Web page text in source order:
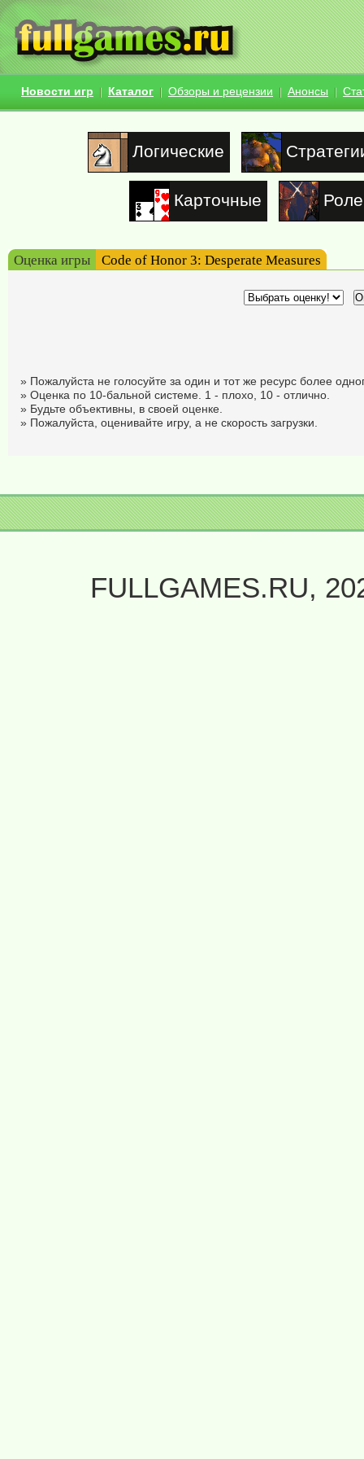
Новости игр Каталог Обзоры и рецензии Анонсы
Логические
Карточные
Оценка игры Code of Honor 3: Desperate Measures
» Пожалуйста не голосуйте за один и тот же ресурс более
» Оценка по 10-бальной системе. 1 - плохо, 10 - отлично.
» Будьте объективны, в своей оценке.
» Пожалуйста, оценивайте игру, а не скорость загрузки.
FULLGAMES.RU,